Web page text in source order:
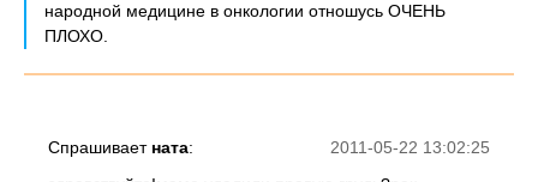
народной медицине в онкологии отношусь ОЧЕНЬ
ПЛОХО.
2011-05-22 13:02:25
Спрашивает ната: